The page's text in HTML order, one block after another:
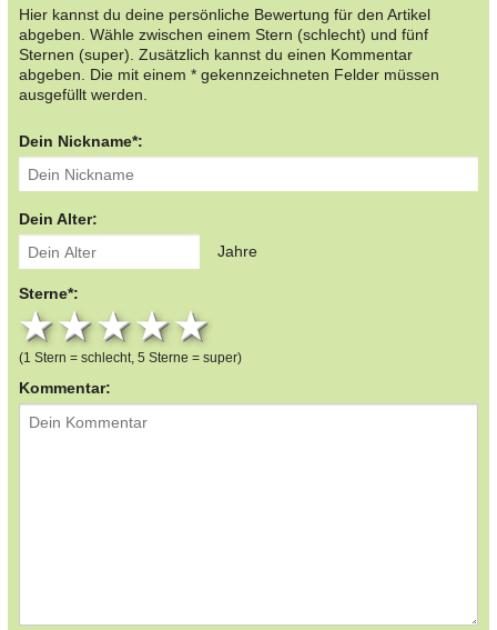
Hier kannst du deine persönliche Bewertung für den Artikel
abgeben. Wähle zwischen einem Stern (schlecht) und fünf
Sternen (super). Zusätzlich kannst du einen Kommentar
abgeben. Die mit einem * gekennzeichneten Felder müssen
ausgefüllt werden.
Dein Nickname*:
Dein Alter:
Jahre
Sterne*:
4 stars
3 stars
2 stars
1 star
(1 Stern = schlecht, 5 Sterne = super)
Kommentar: